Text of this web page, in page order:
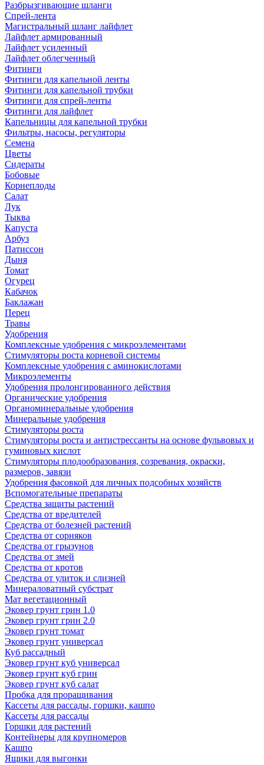
Разбрызгивающие шланги
Спрей-лента
Магистральный шланг лайфлет
Лайфлет армированный
Лайфлет усиленный
Лайфлет облегченный
Фитинги
Фитинги для капельной ленты
Фитинги для капельной трубки
Фитинги для спрей-ленты
Фитинги для лайфлет
Капельницы для капельной трубки
Фильтры, насосы, регуляторы
Семена
Цветы
Сидераты
Бобовые
Корнеплоды
Салат
Лук
Тыква
Капуста
Арбуз
Патиссон
Дыня
Томат
Огурец
Кабачок
Баклажан
Перец
Травы
Удобрения
Комплексные удобрения с микроэлементами
Стимуляторы роста корневой системы
Комплексные удобрения с аминокислотами
Микроэлементы
Удобрения пролонгированного действия
Органические удобрения
Органоминеральные удобрения
Минеральные удобрения
Стимуляторы роста
Стимуляторы роста и антистрессанты на основе фульвовых и
гуминовых кислот
Стимуляторы плодообразования, созревания, окраски,
размеров, завязи
Удобрения фасовкой для личных подсобных хозяйств
Вспомогательные препараты
Средства защиты растений
Средства от вредителей
Средства от болезней растений
Средства от сорняков
Средства от грызунов
Средства от змей
Средства от кротов
Средства от улиток и слизней
Минераловатный субстрат
Мат вегетационный
Эковер грунт грин 1.0
Эковер грунт грин 2.0
Эковер грунт томат
Эковер грунт универсал
Куб рассадный
Эковер грунт куб универсал
Эковер грунт куб грин
Эковер грунт куб салат
Пробка для проращивания
Кассеты для рассады, горшки, кашпо
Кассеты для рассады
Горшки для растений
Контейнеры для крупномеров
Кашпо
Ящики для выгонки